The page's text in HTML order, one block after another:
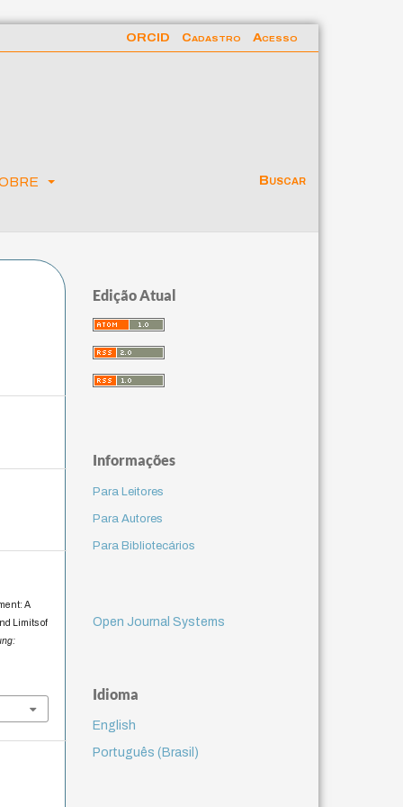
Buscar
ORCID Cadastro Acesso
A
Limits of
Edição Atual
Informações
Para Leitores
Para Autores
Para Bibliotecários
Open Journal Systems
Idioma
English
Português (Brasil)